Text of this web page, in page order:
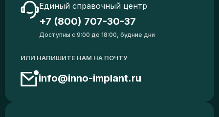
Единый справочный центр
+7 (800) 707-30-37
Доступны с 9:00 до 18:00, будние дни
ИЛИ НАПИШИТЕ НАМ НА ПОЧТУ
info@inno-implant.ru